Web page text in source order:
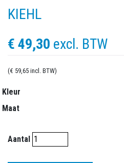
KIEHL
€ 49,30 excl. BTW
(€ 59,65 incl. BTW)
Kleur
Maat
Aantal